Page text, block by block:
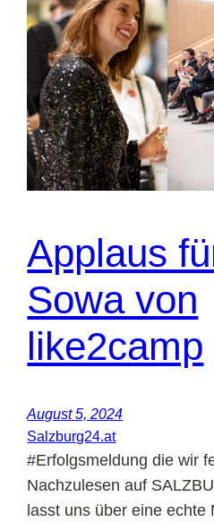
Applaus
Sowa von
like2camp
August 5, 2024
Salzburg24.at
#Erfolgsmeldung die wir
Nachzulesen auf
lasst uns über eine echte